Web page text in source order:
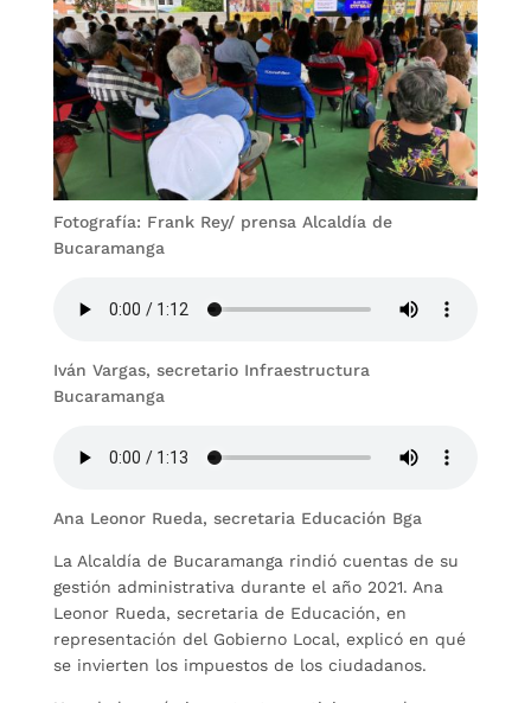
Fotografía: Frank Rey/ prensa Alcaldía de
Bucaramanga
Iván Vargas, secretario Infraestructura
Bucaramanga
Ana Leonor Rueda, secretaria Educación Bga
La Alcaldía de Bucaramanga rindió cuentas de su
gestión administrativa durante el año 2021. Ana
Leonor Rueda, secretaria de Educación, en
representación del Gobierno Local, explicó en qué
se invierten los impuestos de los ciudadanos.